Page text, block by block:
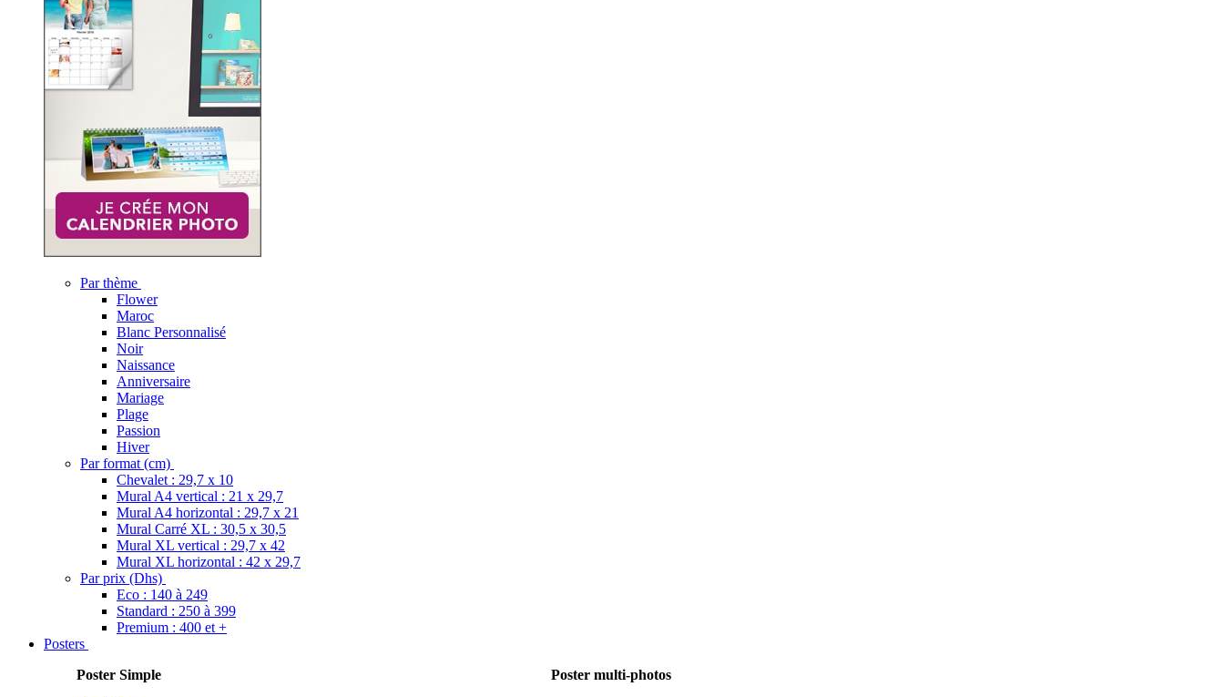
Par thème
Flower
Maroc
Blanc Personnalisé
Noir
Naissance
Anniversaire
Mariage
Plage
Passion
Hiver
Par format (cm)
Chevalet : 29,7 x 10
Mural A4 vertical : 21 x 29,7
Mural A4 horizontal : 29,7 x 21
Mural Carré XL : 30,5 x 30,5
Mural XL vertical : 29,7 x 42
Mural XL horizontal : 42 x 29,7
Par prix (Dhs)
Eco : 140 à 249
Standard : 250 à 399
Premium : 400 et +
Posters
Poster Simple Poster multi-photos